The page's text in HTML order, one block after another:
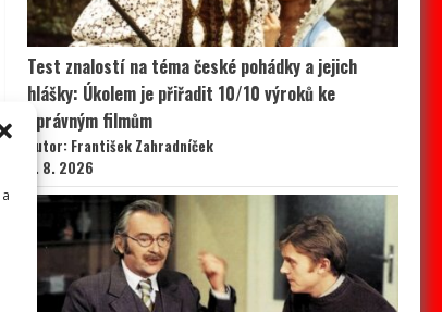
Test znalostí na téma české pohádky a jejich
hlášky: Úkolem je přiřadit 10/10 výroků ke
správným filmům
Autor: František Zahradníček
7. 8. 2026